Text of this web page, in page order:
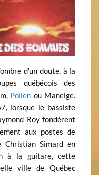
d’un doute, à la
québécois des
Pollen ou Maneige.
lorsque le bassiste
Roy fondèrent
aux postes de
Simard en
à la guitare, cette
ville de Québec